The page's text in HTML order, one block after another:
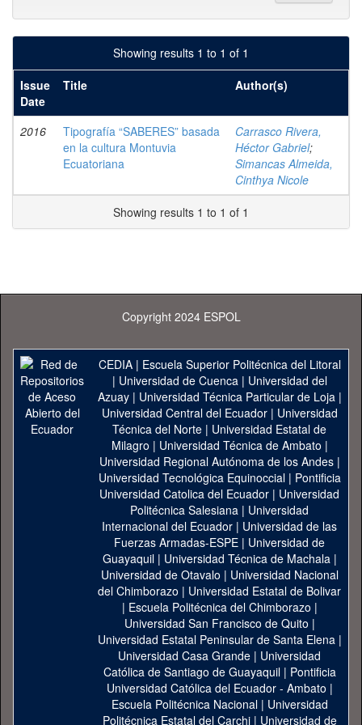
Showing results 1 to 1 of 1
Issue
Date
Title Author(s)
2016
Tipografía “SABERES” basada
en la cultura Montuvia
Ecuatoriana
Carrasco Rivera,
Héctor Gabriel;
Simancas Almeida,
Cinthya Nicole
Showing results 1 to 1 of 1
Copyright 2024 ESPOL
CEDIA| Escuela Superior Politécnica del Litoral
| Universidad de Cuenca| Universidad del
Azuay| Universidad Técnica Particular de Loja|
Universidad Central del Ecuador| Universidad
Técnica del Norte | Universidad Estatal de
Milagro | Universidad Técnica de Ambato |
Universidad Regional Autónoma de los Andes|
Universidad Tecnológica Equinoccial| Pontificia
Universidad Catolica del Ecuador | Universidad
Politécnica Salesiana | Universidad
Internacional del Ecuador | Universidad de las
Fuerzas Armadas-ESPE | Universidad de
Guayaquil| Universidad Técnica de Machala|
Universidad de Otavalo | Universidad Nacional
del Chimborazo | Universidad Estatal de Bolivar
| Escuela Politécnica del Chimborazo |
Universidad San Francisco de Quito |
Universidad Estatal Peninsular de Santa Elena|
Universidad Casa Grande | Universidad
Católica de Santiago de Guayaquil| Pontificia
Universidad Católica del Ecuador - Ambato |
Escuela Politécnica Nacional| Universidad
Politécnica Estatal del Carchi| Universidad de